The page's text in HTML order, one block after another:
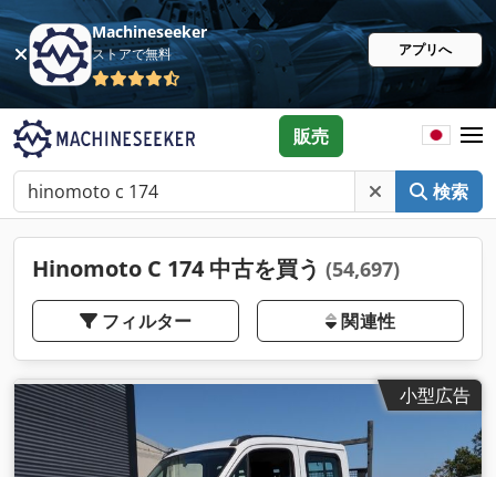
Machineseeker
ストアで無料 アプリへ
検索
販売
Hinomoto C 174 中古を買う (54,697)
フィルター 関連性
小型広告